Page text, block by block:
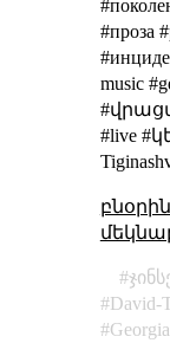
#проза
music
#live
David-